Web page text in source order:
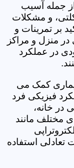
جمله آسیب
و مشکلات
بر تمرینات و
منزل و مراکز
در عملکرد
کمک می
فیزیکی فرد
در خانه،
مختلف مانند
تعادلی استفاده